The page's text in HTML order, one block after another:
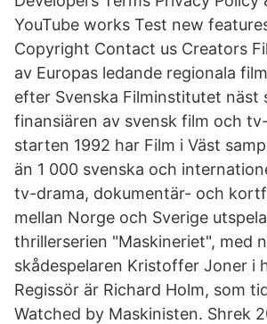
YouTube works Test new
Copyright Contact us Creators
av Europas ledande regionala
efter Svenska Filminstitutet näst
finansiären av svensk film och
starten 1992 har Film i Väst
än 1 000 svenska och
tv-drama, dokumentär- och
mellan Norge och Sverige
thrillerserien "Maskineriet", med
skådespelaren Kristoffer Joner i
Regissör är Richard Holm, som
Watched by Maskinisten.